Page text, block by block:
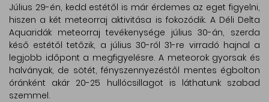
Július 29-én, kedd estétől is már érdemes az eget figyelni,
hiszen a két meteorraj aktivitása is fokozódik. A Déli Delta
Aquaridák meteorraj tevékenysége július 30-án, szerda
késő estétől tetőzik, a július 30-ról 31-re virradó hajnal a
legjobb időpont a megfigyelésre. A meteorok gyorsak és
halványak, de sötét, fényszennyezéstől mentes égbolton
óránként akár 20-25 hullócsillagot is láthatunk szabad
szemmel.